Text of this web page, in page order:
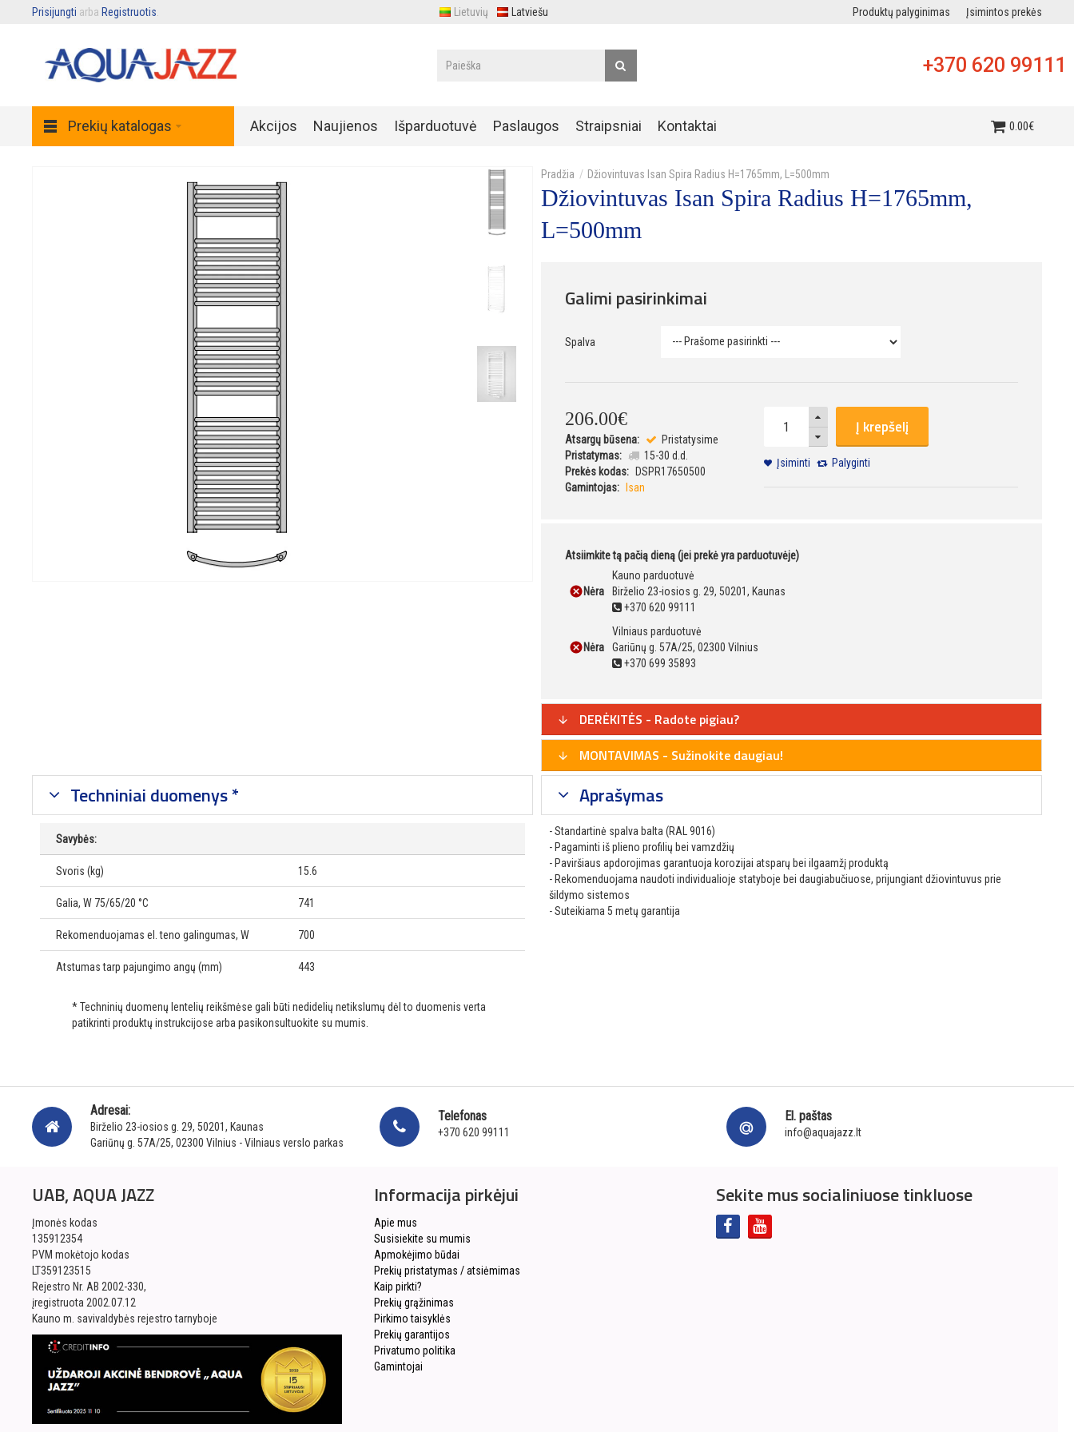
Prisijungti arba Registruotis Lietuvių Latviešu Produktų palyginimas Įsimintos prekės
+370 620 99111
Prekių katalogas Akcijos Naujienos Išparduotuvė Paslaugos Straipsniai Kontaktai 0.00€
Džiovintuvas Isan Spira Radius H=1765mm, L=500mm
Džiovintuvas Isan Spira Radius H=1765mm,
L=500mm
Galimi pasirinkimai
Spalva
206.00€
Atsargų būsena:
Pristatysime
Pristatymas:
15-30 d.d.
Prekės kodas:
DSPR17650500
Gamintojas:
Isan
Į krepšelį
Įsiminti Palyginti
Atsiimkite tą pačią dieną (jei prekė yra parduotuvėje)
Nėra
Kauno parduotuvė
Birželio 23-iosios g. 29, 50201, Kaunas
+370 620 99111
Nėra
Vilniaus parduotuvė
Gariūnų g. 57A/25, 02300 Vilnius
+370 699 35893
DERĖKITĖS - Radote pigiau?
MONTAVIMAS - Sužinokite daugiau!
Techniniai duomenys *
Savybės:
Svoris (kg) 15.6
Galia, W 75/65/20 °C 741
Rekomenduojamas el. teno galingumas, W 700
Atstumas tarp pajungimo angų (mm) 443
* Techninių duomenų lentelių reikšmėse gali būti nedidelių netikslumų dėl to duomenis verta
patikrinti produktų instrukcijose arba pasikonsultuokite su mumis.
Aprašymas
- Standartinė spalva balta (RAL 9016)
- Pagaminti iš plieno profilių bei vamzdžių
- Paviršiaus apdorojimas garantuoja korozijai atsparų bei ilgaamžį produktą
- Rekomenduojama naudoti individualioje statyboje bei daugiabučiuose, prijungiant džiovintuvus prie
šildymo sistemos
- Suteikiama 5 metų garantija
Adresai:
Birželio 23-iosios g. 29, 50201, Kaunas
Gariūnų g. 57A/25, 02300 Vilnius - Vilniaus verslo parkas
Telefonas
+370 620 99111
El. paštas
info@aquajazz.lt
UAB, AQUA JAZZ
Įmonės kodas
135912354
PVM mokėtojo kodas
LT359123515
Rejestro Nr. AB 2002-330,
įregistruota 2002.07.12
Kauno m. savivaldybės rejestro tarnyboje
Informacija pirkėjui
Apie mus
Susisiekite su mumis
Apmokėjimo būdai
Prekių pristatymas / atsiėmimas
Kaip pirkti?
Prekių grąžinimas
Pirkimo taisyklės
Prekių garantijos
Privatumo politika
Gamintojai
Sekite mus socialiniuose tinkluose